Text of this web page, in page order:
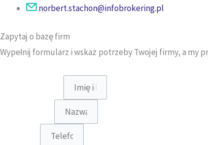
norbert.stachon@infobrokering.pl
Zapytaj o bazę firm
Wypełnij formularz i wskaż potrzeby Twojej firmy, a my